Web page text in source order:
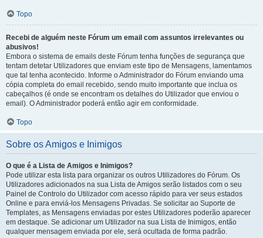
Topo
Recebi de alguém neste Fórum um email com assuntos irrelevantes ou
abusivos!
Embora o sistema de emails deste Fórum tenha funções de segurança que
tentam detetar Utilizadores que enviam este tipo de Mensagens, lamentamos
que tal tenha acontecido. Informe o Administrador do Fórum enviando uma
cópia completa do email recebido, sendo muito importante que inclua os
cabeçalhos (é onde se encontram os detalhes do Utilizador que enviou o
email). O Administrador poderá então agir em conformidade.
Topo
Sobre os Amigos e Inimigos
O que é a Lista de Amigos e Inimigos?
Pode utilizar esta lista para organizar os outros Utilizadores do Fórum. Os
Utilizadores adicionados na sua Lista de Amigos serão listados com o seu
Painel de Controlo do Utilizador com acesso rápido para ver seus estados
Online e para enviá-los Mensagens Privadas. Se solicitar ao Suporte de
Templates, as Mensagens enviadas por estes Utilizadores poderão aparecer
em destaque. Se adicionar um Utilizador na sua Lista de Inimigos, então
qualquer mensagem enviada por ele, será ocultada de forma padrão.